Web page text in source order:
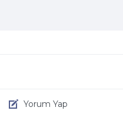
Yorum Yap